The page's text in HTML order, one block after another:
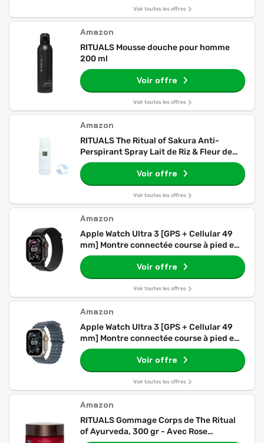
Voir toutes les offres
Amazon
RITUALS Mousse douche pour homme
200 ml
Voir offre
Voir toutes les offres
Amazon
RITUALS The Ritual of Sakura Anti-
Perspirant Spray Lait de Riz & Fleur de
Cerisier, 150 ml
Voir offre
Voir toutes les offres
Amazon
Apple Watch Ultra 3 [GPS + Cellular 49
mm] Montre connectée course à pied et
multisport avec boîtier titane Noir et
Boucle Alpine noir. Communications
satellite, suivi santé et activité
Voir offre
Voir toutes les offres
Amazon
Apple Watch Ultra 3 [GPS + Cellular 49
mm] Montre connectée course à pied et
multisport avec boîtier titane Naturel et
Bracelet Ocean Bleu maritime.
Communications satellite, suivi santé et
Voir offre
Voir toutes les offres
Amazon
RITUALS Gommage Corps de The Ritual
of Ayurveda, 300 gr - Avec Rose